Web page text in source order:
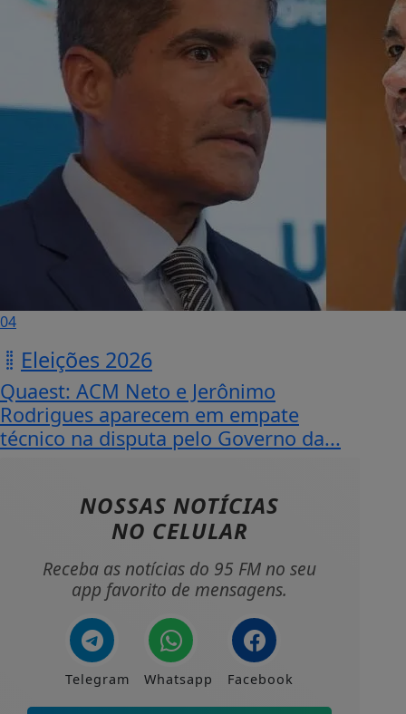
04
Eleições 2026
Quaest: ACM Neto e Jerônimo
Rodrigues aparecem em empate
técnico na disputa pelo Governo da...
NOSSAS NOTÍCIAS
NO CELULAR
Receba as notícias do 95 FM no seu
app favorito de mensagens.
Telegram Whatsapp Facebook